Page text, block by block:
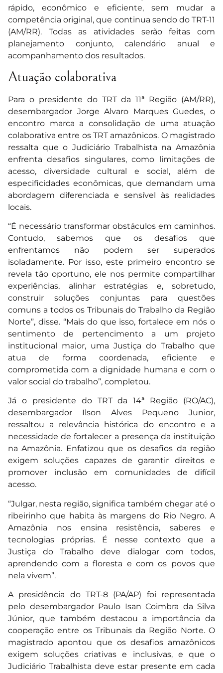
rápido, econômico e eficiente, sem mudar a
competência original, que continua sendo do TRT-11
(AM/RR). Todas as atividades serão feitas com
planejamento conjunto, calendário anual e
acompanhamento dos resultados.
Atuação colaborativa
Para o presidente do TRT da 11ª Região (AM/RR),
desembargador Jorge Alvaro Marques Guedes, o
encontro marca a consolidação de uma atuação
colaborativa entre os TRT amazônicos. O magistrado
ressalta que o Judiciário Trabalhista na Amazônia
enfrenta desafios singulares, como limitações de
acesso, diversidade cultural e social, além de
especificidades econômicas, que demandam uma
abordagem diferenciada e sensível às realidades
locais.
“É necessário transformar obstáculos em caminhos.
Contudo, sabemos que os desafios que
enfrentamos não podem ser superados
isoladamente. Por isso, este primeiro encontro se
revela tão oportuno, ele nos permite compartilhar
experiências, alinhar estratégias e, sobretudo,
construir soluções conjuntas para questões
comuns a todos os Tribunais do Trabalho da Região
Norte”, disse. “Mais do que isso, fortalece em nós o
sentimento de pertencimento a um projeto
institucional maior, uma Justiça do Trabalho que
atua de forma coordenada, eficiente e
comprometida com a dignidade humana e com o
valor social do trabalho”, completou.
Já o presidente do TRT da 14ª Região (RO/AC),
desembargador Ilson Alves Pequeno Junior,
ressaltou a relevância histórica do encontro e a
necessidade de fortalecer a presença da instituição
na Amazônia. Enfatizou que os desafios da região
exigem soluções capazes de garantir direitos e
promover inclusão em comunidades de difícil
acesso.
“Julgar, nesta região, significa também chegar até o
ribeirinho que habita às margens do Rio Negro. A
Amazônia nos ensina resistência, saberes e
tecnologias próprias. É nesse contexto que a
Justiça do Trabalho deve dialogar com todos,
aprendendo com a floresta e com os povos que
nela vivem”.
A presidência do TRT-8 (PA/AP) foi representada
pelo desembargador Paulo Isan Coimbra da Silva
Júnior, que também destacou a importância da
cooperação entre os Tribunais da Região Norte. O
magistrado apontou que os desafios amazônicos
exigem soluções criativas e inclusivas, e que o
Judiciário Trabalhista deve estar presente em cada